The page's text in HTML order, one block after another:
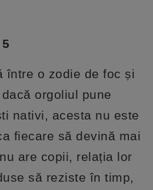
între o zodie de foc și
orgoliul pune
nativi, acesta nu este
fiecare să devină mai
are copii, relația lor
să reziste în timp,